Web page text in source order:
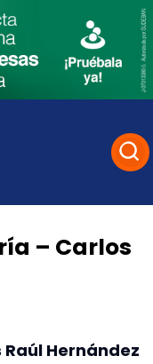
– Carlos
Raúl Hernández